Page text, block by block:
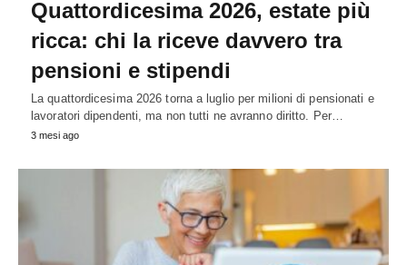
Quattordicesima 2026, estate più
ricca: chi la riceve davvero tra
pensioni e stipendi
La quattordicesima 2026 torna a luglio per milioni di pensionati e
lavoratori dipendenti, ma non tutti ne avranno diritto. Per…
3 mesi ago